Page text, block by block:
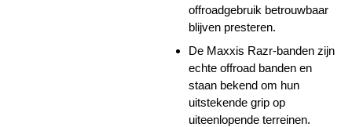
offroadgebruik betrouwbaar
blijven presteren.
De Maxxis Razr-banden zijn
echte offroad banden en
staan bekend om hun
uitstekende grip op
uiteenlopende terreinen.